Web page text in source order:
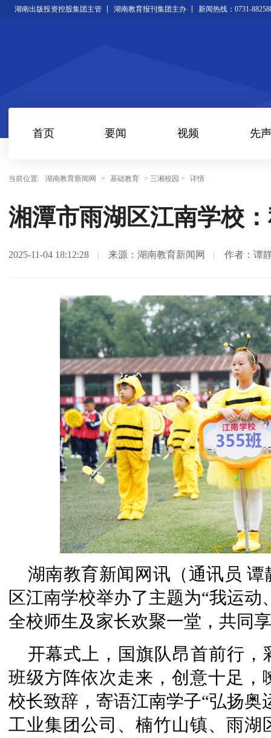
湖南出版投资控股集团主管 湖南教育报刊集团主办 新闻热线：0731-
首页 要闻 视频 先声
当前位置: 湖南教育新闻网 > 基础教育 > 三湘校园 > 详情
湘潭市雨湖区江南学校
2025-11-04 18:12:28 来源：湖南教育新闻网 作者：谭
湖南教育新闻网讯（通讯员
区江南学校举办了主题为“我运
全校师生及家长欢聚一堂，共同
开幕式上，国旗队昂首前行
班级方阵依次走来，创意十足
校长致辞，寄语江南学子“弘扬
工业集团公司、楠竹山镇、雨